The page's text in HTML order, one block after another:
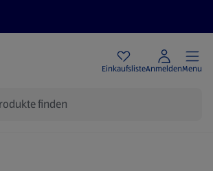
EinkaufslisteAnmeldenMenu